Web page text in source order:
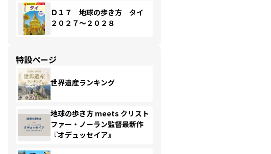
Ｄ１７ 地球の歩き方 タイ
２０２７～２０２８
特設ページ
世界遺産ランキング
地球の歩き方 meets クリスト
ファー・ノーラン監督最新作
『オデュッセイア』